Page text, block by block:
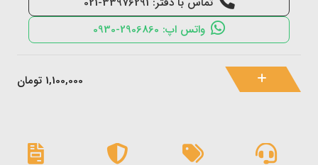
واتس اپ: 2906860-0930
1,100,000 تومان